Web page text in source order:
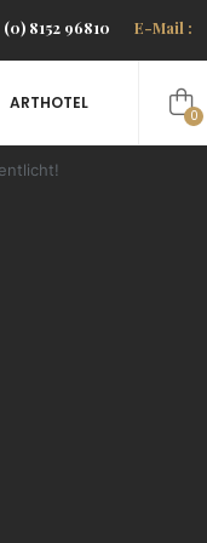
8152 96810 E-Mail :
0
ARTHOTEL